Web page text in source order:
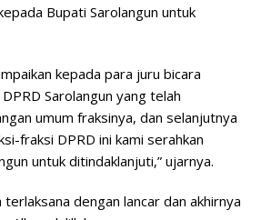
Bupati Sarolangun untuk
kepada para juru bicara
Sarolangun yang telah
umum fraksinya, dan selanjutnya
fraksi DPRD ini kami serahkan
untuk ditindaklanjuti,” ujarnya.
dengan lancar dan akhirnya